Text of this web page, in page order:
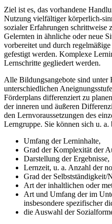
Ziel ist es, das vorhandene
Nutzung vielfältiger körperlich-
sozialer Erfahrungen schrittweise
Gelernten in ähnliche oder neue
vorbereitet und durch
gefestigt werden. Komplexe
Lernschritte gegliedert werden.
Alle Bildungsangebote sind unter
unterschiedlichen
Förderplans differenziert zu
der inneren und äußeren
den Lernvoraussetzungen des
Lerngruppe. Sie können sich u. a.
Umfang der Lerninhalte,
Grad der Komplexität der
Darstellung der Ergebnisse,
Lernzeit, u. a. Anzahl der
Grad der
Art der inhaltlichen oder
Art und Umfang der im
insbesondere spezifischer
die Auswahl der